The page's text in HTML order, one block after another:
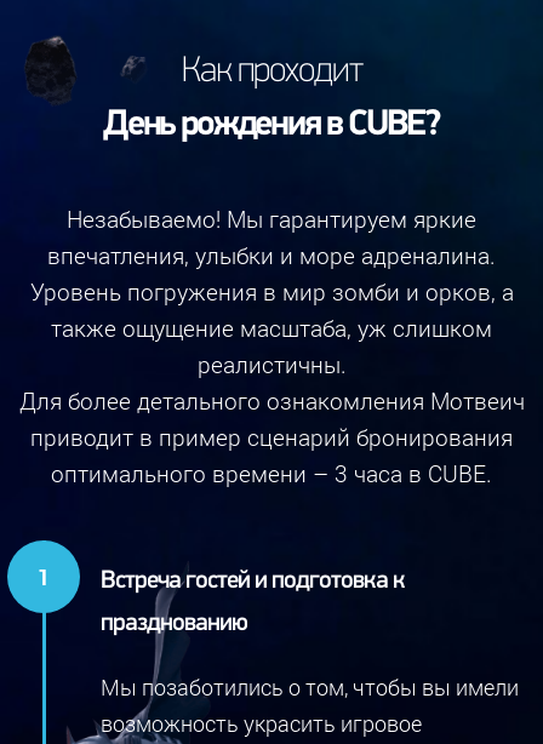
Как проходит
День рождения в CUBE?
Незабываемо! Мы гарантируем яркие
впечатления, улыбки и море адреналина.
Уровень погружения в мир зомби и орков, а
также ощущение масштаба, уж слишком
реалистичны.
Для более детального ознакомления Мотвеич
приводит в пример сценарий бронирования
оптимального времени – 3 часа в CUBE.
Встреча гостей и подготовка к
празднованию
Мы позаботились о том, чтобы вы имели
возможность украсить игровое